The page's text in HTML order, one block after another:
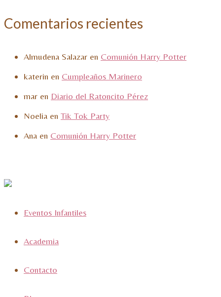
Comentarios recientes
Almudena Salazar en Comunión Harry Potter
katerin en Cumpleaños Marinero
mar en Diario del Ratoncito Pérez
Noelia en Tik Tok Party
Ana en Comunión Harry Potter
Eventos Infantiles
Academia
Contacto